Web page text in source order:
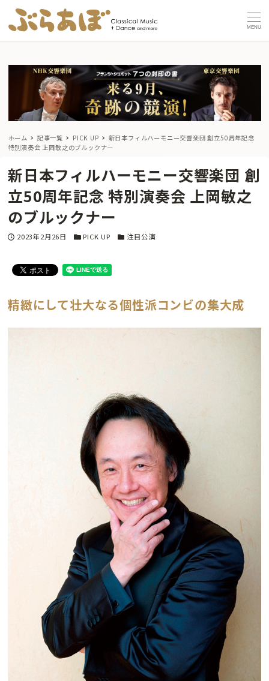
MENU
ホーム 記事一覧 PICK UP
新日本フィルハーモニー交響楽団 創立50周年記念
特別演奏会 上岡敏之のブルックナー
新日本フィルハーモニー交響楽団 創
立50周年記念 特別演奏会 上岡敏之
のブルックナー
投稿日
2023年2月26日 カテゴリー
PICK UP カテゴリー
注目公演
精緻にして壮大なる個性派コンビの集大成